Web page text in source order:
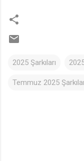
2025 Şarkıları
Temmuz 2025